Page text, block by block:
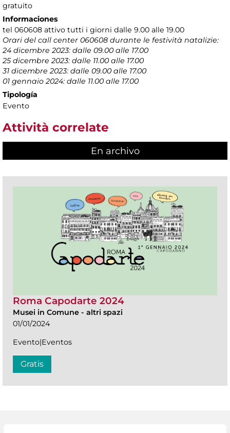
gratuito
Informaciones
tel 060608 attivo tutti i giorni dalle 9.00 alle 19.00
Orari del call center 060608 durante le festività natalizie:
24 dicembre 2023: dalle 09.00 alle 17.00
25 dicembre 2023: dalle 11.00 alle 17.00
31 dicembre 2023: dalle 09.00 alle 17.00
01 gennaio 2024: dalle 11.00 alle 17.00
Tipología
Evento
Attività correlate
En archivo
Roma Capodarte 2024
Musei in Comune - altri spazi
01/01/2024
Evento|Eventos
Gratis